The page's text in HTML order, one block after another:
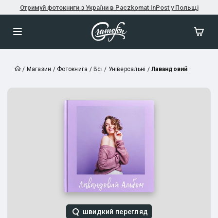
Отримуй фотокниги з України в Paczkomat InPost у Польщі
/ Магазин / Фотокнига / Всі / Універсальні /Лавандовий
швидкий перегляд